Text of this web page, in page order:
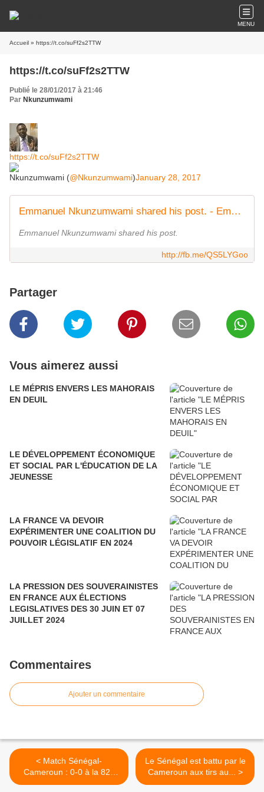
MENU
Accueil » https://t.co/suFf2s2TTW
https://t.co/suFf2s2TTW
Publié le 28/01/2017 à 21:46
Par Nkunzumwami
https://t.co/suFf2s2TTW
Nkunzumwami (@Nkunzumwami)January 28, 2017
Emmanuel Nkunzumwami shared his post. - Emmanuel Nkunzumwami | Facebook
Emmanuel Nkunzumwami shared his post.
http://fb.me/QS5LYGoo
Partager
Vous aimerez aussi
LE MÉPRIS ENVERS LES MAHORAIS
EN DEUIL
LE DÉVELOPPEMENT ÉCONOMIQUE
ET SOCIAL PAR L'ÉDUCATION DE LA
JEUNESSE
LA FRANCE VA DEVOIR
EXPÉRIMENTER UNE COALITION DU
POUVOIR LÉGISLATIF EN 2024
LA PRESSION DES SOUVERAINISTES
EN FRANCE AUX ÉLECTIONS
LEGISLATIVES DES 30 JUIN ET 07
JUILLET 2024
Commentaires
Ajouter un commentaire
< Match Sénégal-
Cameroun : 0-0 à la 82e
minute !...
Le Sénégal est battu par le
Cameroun aux tirs au... >